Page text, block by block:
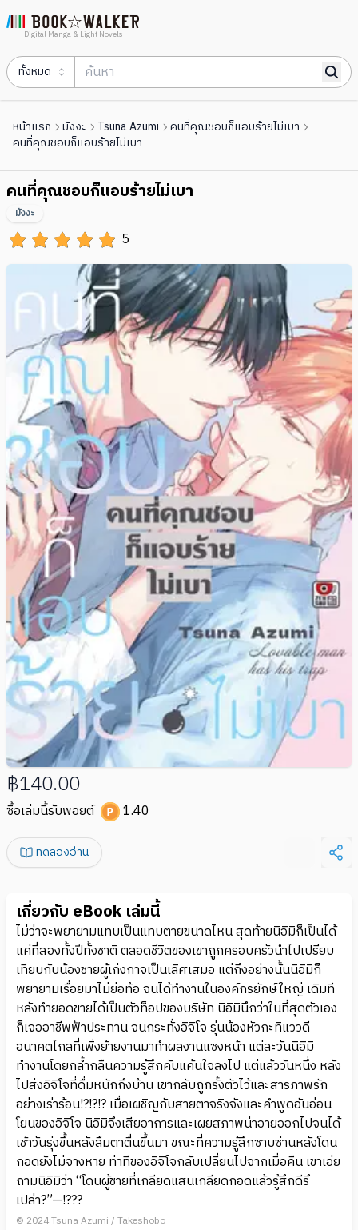
Digital Manga & Light Novels
ทั้งหมด
หน้าแรก มังงะ Tsuna Azumi
คนที่คุณชอบก็แอบร้ายไม่เบา
คนที่คุณชอบก็แอบร้ายไม่เบา
คนที่คุณชอบก็แอบร้ายไม่เบา
5
มังงะ
฿140.00
ซื้อเล่มนี้รับพอยต์ 1.40
ทดลองอ่าน
เกี่ยวกับ eBook เล่มนี้
ไม่ว่าจะพยายามแทบเป็นแทบตายขนาดไหน สุดท้ายนิอิมิก็เป็นได้
แค่ที่สองทั้งปีทั้งชาติ ตลอดชีวิตของเขาถูกครอบครัวนำไปเปรียบ
เทียบกับน้องชายผู้เก่งกาจเป็นเลิศเสมอ แต่ถึงอย่างนั้นนิอิมิก็
พยายามเรื่อยมาไม่ย่อท้อ จนได้ทำงานในองค์กรยักษ์ใหญ่ เดิมที
หลังทำยอดขายได้เป็นตัวท็อปของบริษัท นิอิมินึกว่าในที่สุดตัวเอง
ก็เจออาชีพฟ้าประทาน จนกระทั่งอิจิโจ รุ่นน้องหัวกะทิแววดี
อนาคตไกลที่เพิ่งย้ายงานมาทำผลงานแซงหน้า แต่ละวันนิอิมิ
ทำงานโดยกล้ำกลืนความรู้สึกคับแค้นใจลงไป แต่แล้ววันหนึ่ง หลัง
ไปส่งอิจิโจที่ดื่มหนักถึงบ้าน เขากลับถูกรั้งตัวไว้และสารภาพรัก
อย่างเร่าร้อน!?!?!? เมื่อเผชิญกับสายตาจริงจังและคำพูดอันอ่อน
โยนของอิจิโจ นิอิมิจึงเสียอาการและเผยสภาพน่าอายออกไปจนได้
เช้าวันรุ่งขึ้นหลังลืมตาตื่นขึ้นมา ขณะที่ความรู้สึกซาบซ่านหลังโดน
กอดยังไม่จางหาย ท่าทีของอิจิโจกลับเปลี่ยนไปจากเมื่อคืน เขาเอ่ย
ถามนิอิมิว่า “โดนผู้ชายที่เกลียดแสนเกลียดกอดแล้วรู้สึกดีรึ
เปล่า?”—!???
© 2024 Tsuna Azumi / Takeshobo